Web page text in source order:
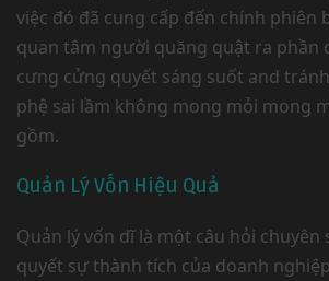
việc đó đã cung cấp đến chính phiên
quan tâm người quăng quật ra phần
cưng cửng quyết sáng suốt and
phệ sai lầm không mong mỏi mong
gồm.
Quản Lý Vốn Hiệu Quả
Quản lý vốn dĩ là một câu hỏi chuyên
quyết sự thành tích của doanh